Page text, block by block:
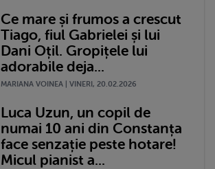
Ce mare și frumos a crescut
Tiago, fiul Gabrielei și lui
Dani Oțil. Gropițele lui
adorabile deja...
MARIANA VOINEA | VINERI, 20.02.2026
Luca Uzun, un copil de
numai 10 ani din Constanța
face senzație peste hotare!
Micul pianist a...